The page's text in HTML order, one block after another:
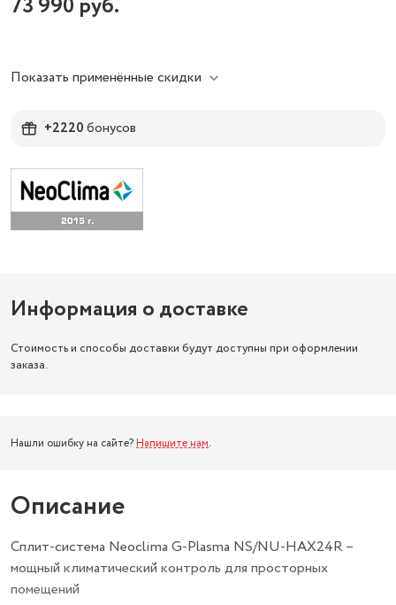
73 990 руб.
Показать применённые скидки
+2220бонусов
Информация о доставке
Стоимость и способы доставки будут доступны при оформлении
заказа.
Нашли ошибку на сайте? Напишите нам.
Описание
Сплит-система Neoclima G-Plasma NS/NU-HAX24R –
мощный климатический контроль для просторных
помещений